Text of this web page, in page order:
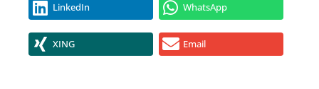
LinkedIn WhatsApp
XING Email